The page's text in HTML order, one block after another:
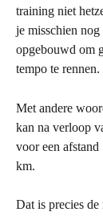
training niet
je misschien
opgebouwd om
tempo te rennen.
Met andere
kan na verloop
voor een
km.
Dat is precies